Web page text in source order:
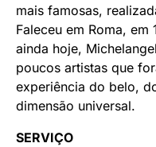
mais famosas,
Faleceu em Roma,
ainda hoje,
poucos artistas que
experiência do belo,
dimensão universal.
SERVIÇO